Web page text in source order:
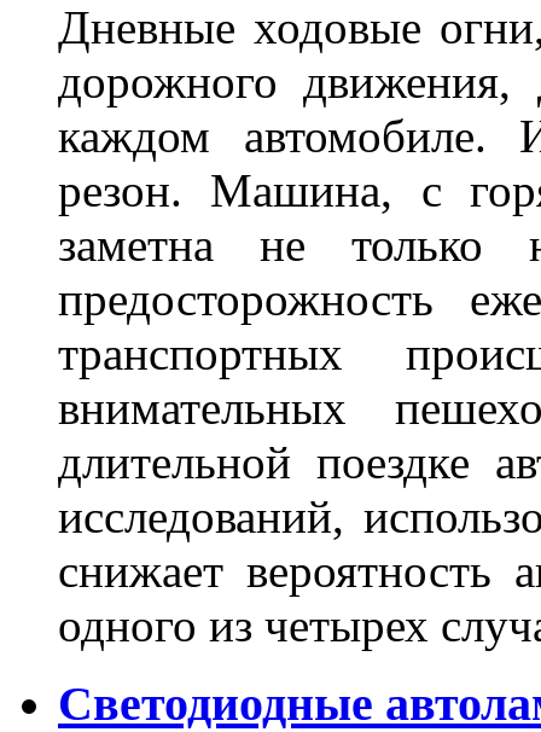
Дневные ходовые
дорожного
каждом автомобиле.
резон. Машина, с
заметна не
предосторожность
транспортных
внимательных
длительной поездке
исследований,
снижает вероятность
одного из четырех
Светодиодные